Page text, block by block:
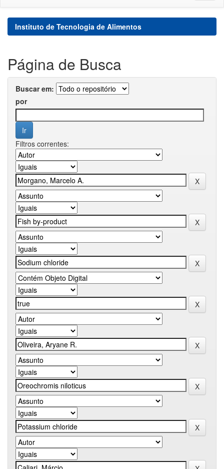
Instituto de Tecnologia de Alimentos
Página de Busca
Buscar em:
por
Filtros correntes: